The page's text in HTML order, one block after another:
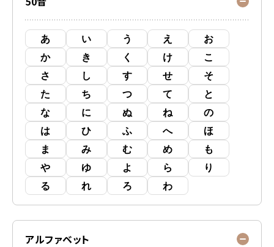
あ い う え
お
か
き く け
こ
さ
し す せ
そ
た
ち つ て
と
な
に ぬ ね
の
は
ひ ふ へ
ほ
ま
み む め
も
や
ゆ よ ら
り
る
れ ろ わ
アルファベット